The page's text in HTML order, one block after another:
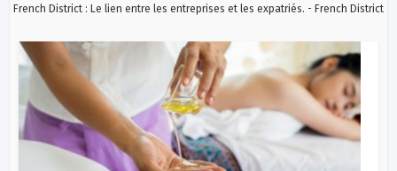
French District : Le lien entre les entreprises et les expatriés. - French District